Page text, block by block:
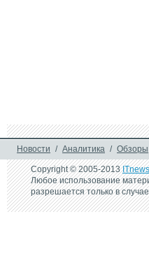
Новости / Аналитика / Обзоры
Copyright © 2005-2013ITnews
Любое использование
разрешается только в